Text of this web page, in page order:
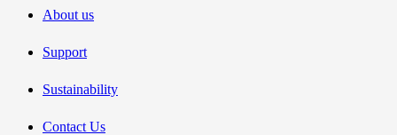
About us
Support
Sustainability
Contact Us